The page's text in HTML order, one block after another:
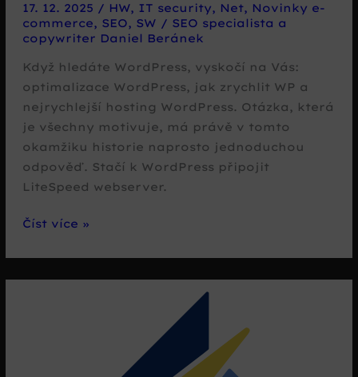
17. 12. 2025 / HW, IT security, Net, Novinky e-
commerce, SEO, SW / SEO specialista a
copywriter Daniel Beránek
Když hledáte WordPress, vyskočí na Vás:
optimalizace WordPress, jak zrychlit WP a
nejrychlejší hosting WordPress. Otázka, která
je všechny motivuje, má právě v tomto
okamžiku historie naprosto jednoduchou
odpověď. Stačí k WordPress připojit
LiteSpeed webserver.
WordPress
LiteSpeed
=
Číst více »